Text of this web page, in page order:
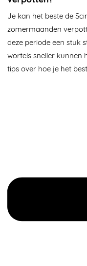
Je kan het beste de
zomermaanden
deze periode een stuk
wortels sneller kunnen
tips over hoe je het